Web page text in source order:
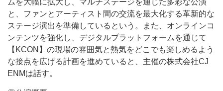
ムを大幅に拡大し、マルチステージを通じた多彩な公演
と、ファンとアーティスト間の交流を最大化する革新的な
ステージ演出を準備しているという。また、オンラインコ
ンテンツを強化し、デジタルプラットフォームを通じて
【KCON】の現場の雰囲気と熱気をどこでも楽しめるよう
な接点を広げる計画を進めていると、主催の株式会社CJ
ENMは話す。